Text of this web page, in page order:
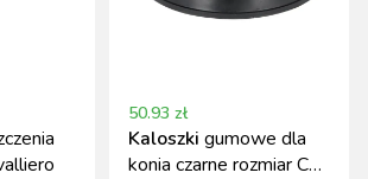
50.93 zł
Kaloszki gumowe dla
konia czarne rozmiar Cob